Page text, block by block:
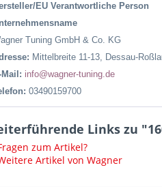
EU Verantwortliche Person
Tuning GmbH & Co. KG
Mittelbreite 11-13, Dessau-
Mail: info@wagner-tuning.de
03490159700
Links zu
zum Artikel?
Artikel von Wagner